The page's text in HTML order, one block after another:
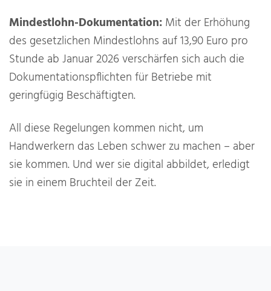
Mindestlohn-Dokumentation: Mit der Erhöhung
des gesetzlichen Mindestlohns auf 13,90 Euro pro
Stunde ab Januar 2026 verschärfen sich auch die
Dokumentationspflichten für Betriebe mit
geringfügig Beschäftigten.
All diese Regelungen kommen nicht, um
Handwerkern das Leben schwer zu machen – aber
sie kommen. Und wer sie digital abbildet, erledigt
sie in einem Bruchteil der Zeit.